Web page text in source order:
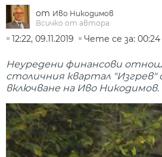
от Иво Никодимов
Всичко от автора
12:22, 09.11.2019
Чете се за:
Неуредени финансови
столичния квартал
включване на Иво Никодимов.